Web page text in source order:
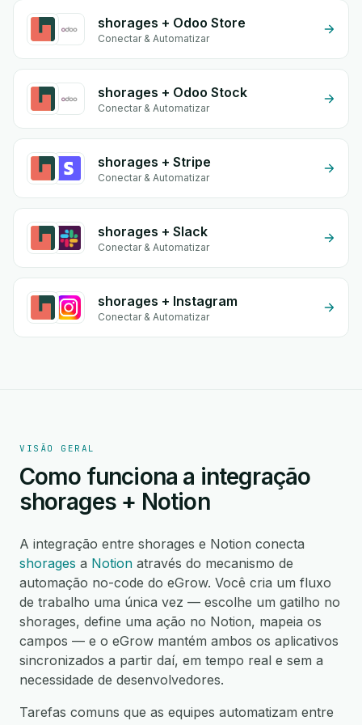
shorages + Odoo Store
Conectar & Automatizar
shorages + Odoo Stock
Conectar & Automatizar
shorages + Stripe
Conectar & Automatizar
shorages + Slack
Conectar & Automatizar
shorages + Instagram
Conectar & Automatizar
VISÃO GERAL
Como funciona a integração
shorages + Notion
A integração entre shorages e Notion conecta
shorages a Notion através do mecanismo de
automação no-code do eGrow. Você cria um fluxo
de trabalho uma única vez — escolhe um gatilho no
shorages, define uma ação no Notion, mapeia os
campos — e o eGrow mantém ambos os aplicativos
sincronizados a partir daí, em tempo real e sem a
necessidade de desenvolvedores.
Tarefas comuns que as equipes automatizam entre